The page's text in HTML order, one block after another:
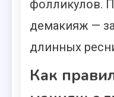
фолликулов.
демакияж —
длинных
Как